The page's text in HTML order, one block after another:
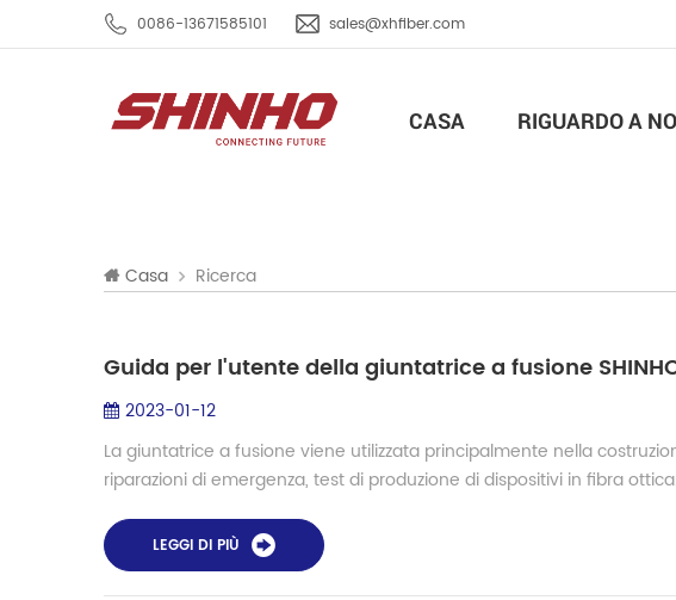
0086-13671585101 sales@xhfiber.com
CASA RIGUARDO A
Casa Ricerca
Guida per l'utente della giuntatrice a fusione
2023-01-12
La giuntatrice a fusione viene utilizzata principalmente nella
riparazioni di emergenza, test di produzione di dispositivi in ​​fibra
LEGGI DI PIÙ